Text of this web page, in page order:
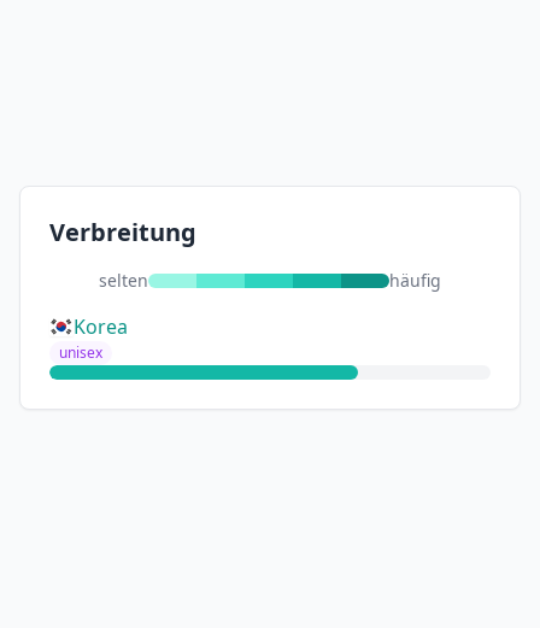
Verbreitung
selten häufig
Korea
unisex